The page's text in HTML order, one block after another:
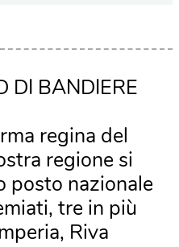
DI BANDIERE
regina del
regione si
posto nazionale
tre in più
Riva